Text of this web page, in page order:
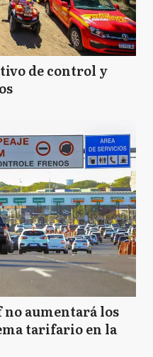
de control y
aumentará los
tarifario en la